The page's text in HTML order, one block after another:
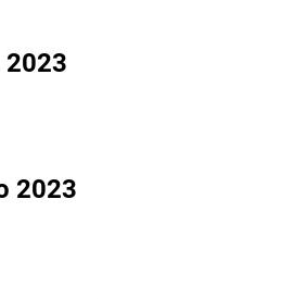
2023
2023